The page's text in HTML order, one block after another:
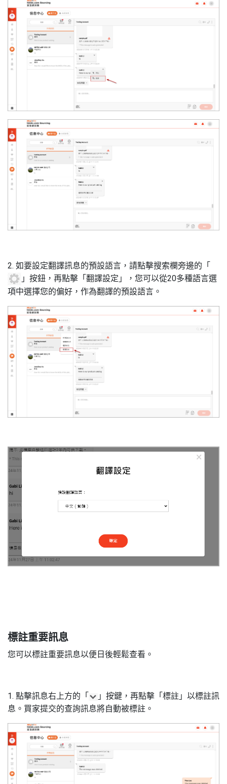
2. 如要設定翻譯訊息的預設語言，請點擊搜索欄旁邊的「
」按鈕，再點擊「翻譯設定」，您可以從20多種語言選
項中選擇您的偏好，作為翻譯的預設語言。
標註重要訊息
您可以標註重要訊息以便日後輕鬆查看。
1. 點擊訊息右上方的「
」按鍵，再點擊「標註」以標註訊
息。買家提交的查詢訊息將自動被標註。